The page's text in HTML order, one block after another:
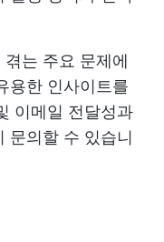
는 주요 문제에
용한 인사이트를
이메일 전달성과
문의할 수 있습니